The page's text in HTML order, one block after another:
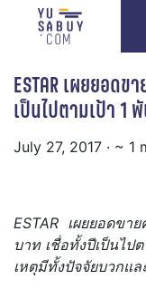
ESTAR เผยยอด
เป็นไปตามเป้า 1
July 27, 2017 · ~ 1
ESTAR เผยยอดขา
บาท เชื่อทั้งปีเป็นไป
เหตุมีทั้งปัจจัยบวกแล